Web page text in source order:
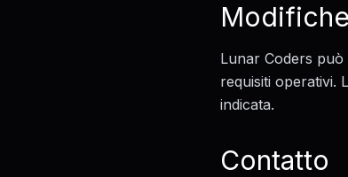
Lunar Coders può
requisiti operativi.
indicata.
Contatto